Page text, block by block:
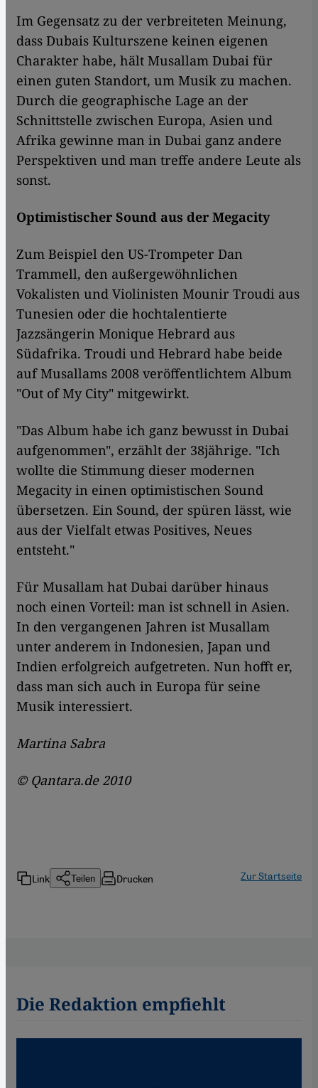
Im Gegensatz zu der verbreiteten Meinung,
dass Dubais Kulturszene keinen eigenen
Charakter habe, hält Musallam Dubai für
einen guten Standort, um Musik zu machen.
Durch die geographische Lage an der
Schnittstelle zwischen Europa, Asien und
Afrika gewinne man in Dubai ganz andere
Perspektiven und man treffe andere Leute als
sonst.
Optimistischer Sound aus der Megacity
Zum Beispiel den US-Trompeter Dan
Trammell, den außergewöhnlichen
Vokalisten und Violinisten Mounir Troudi aus
Tunesien oder die hochtalentierte
Jazzsängerin Monique Hebrard aus
Südafrika. Troudi und Hebrard habe beide
auf Musallams 2008 veröffentlichtem Album
"Out of My City" mitgewirkt.
"Das Album habe ich ganz bewusst in Dubai
aufgenommen", erzählt der 38jährige. "Ich
wollte die Stimmung dieser modernen
Megacity in einen optimistischen Sound
übersetzen. Ein Sound, der spüren lässt, wie
aus der Vielfalt etwas Positives, Neues
entsteht."
Für Musallam hat Dubai darüber hinaus
noch einen Vorteil: man ist schnell in Asien.
In den vergangenen Jahren ist Musallam
unter anderem in Indonesien, Japan und
Indien erfolgreich aufgetreten. Nun hofft er,
dass man sich auch in Europa für seine
Musik interessiert.
Martina Sabra
© Qantara.de 2010
Link Teilen Drucken Zur Startseite
Die Redaktion empfiehlt